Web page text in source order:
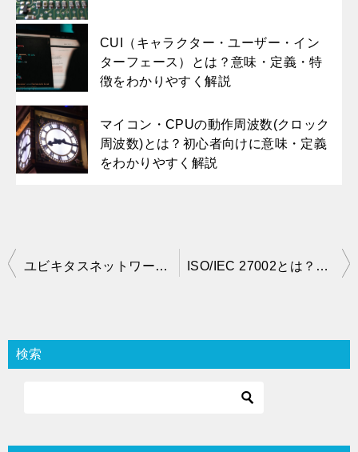
CUI（キャラクター・ユーザー・イン
ターフェース）とは？意味・定義・特
徴をわかりやすく解説
マイコン・CPUの動作周波数(クロック
周波数)とは？初心者向けに意味・定義
をわかりやすく解説
投
ビ
ゲ
ユビキタスネットワークとは？ネットワーク化の歴史や活用事例についてを紹介 ISO/IEC 27002とは？2022年の改定やISO/IEC 27001との関連性を紹介
検索